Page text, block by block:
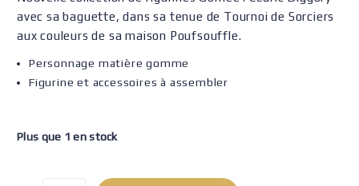
avec sa baguette, dans sa tenue de Tournoi de Sorciers
aux couleurs de sa maison Poufsouffle.
Personnage matière gomme
Figurine et accessoires à assembler
Plus que 1 en stock